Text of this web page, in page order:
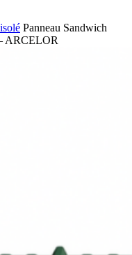
Panneau Sandwich
ARCELOR